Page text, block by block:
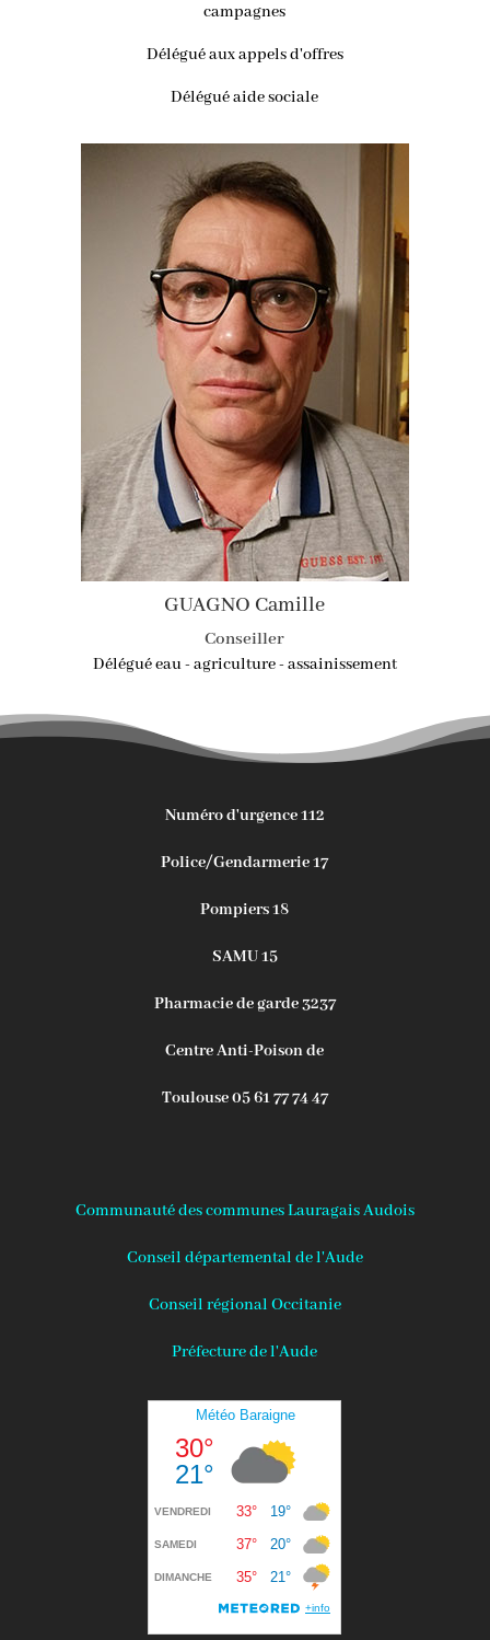
campagnes
Délégué aux appels d'offres
Délégué aide sociale
GUAGNO Camille
Conseiller
Délégué eau - agriculture - assainissement
Numéro d'urgence 112
Police/Gendarmerie 17
Pompiers 18
SAMU 15
Pharmacie de garde 3237
Centre Anti-Poison de
Toulouse 05 61 77 74 47
Communauté des communes Lauragais Audois
Conseil départemental de l'Aude
Conseil régional Occitanie
Préfecture de l'Aude